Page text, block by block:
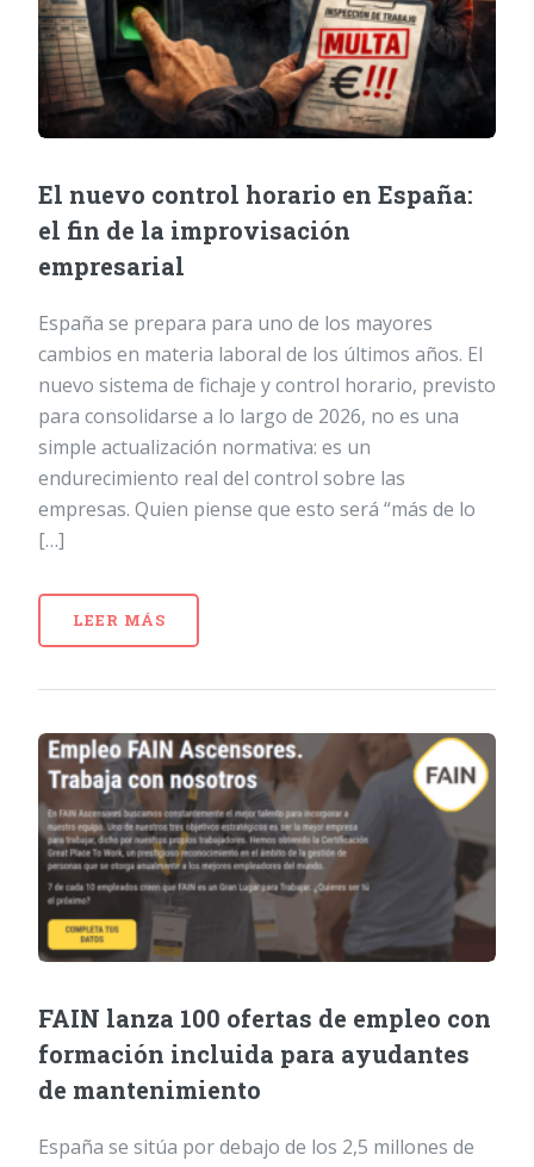
El nuevo control horario en España:
el fin de la improvisación
empresarial
España se prepara para uno de los mayores
cambios en materia laboral de los últimos años. El
nuevo sistema de fichaje y control horario, previsto
para consolidarse a lo largo de 2026, no es una
simple actualización normativa: es un
endurecimiento real del control sobre las
empresas. Quien piense que esto será “más de lo
[…]
LEER MÁS
FAIN lanza 100 ofertas de empleo con
formación incluida para ayudantes
de mantenimiento
España se sitúa por debajo de los 2,5 millones de